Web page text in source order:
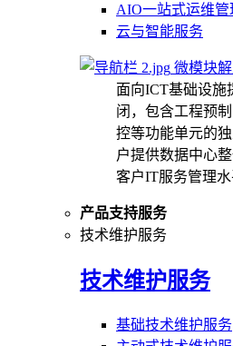
AIO一站式运维管
云与智能服务
微模块
面向ICT基础设施
闭，包含工程预
控等功能单元的
户提供数据中心
客户IT服务管理水
产品支持服务
技术维护服务
技术维护服务
基础技术维护服务